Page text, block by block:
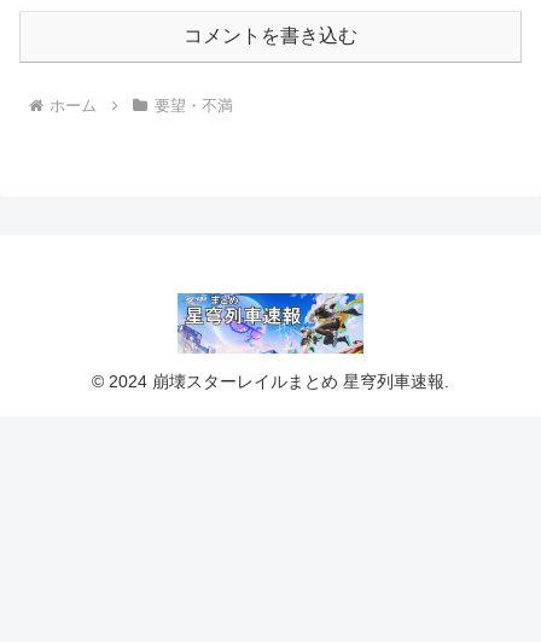
コメントを書き込む
ホーム 要望・不満
© 2024 崩壊スターレイルまとめ 星穹列車速報.